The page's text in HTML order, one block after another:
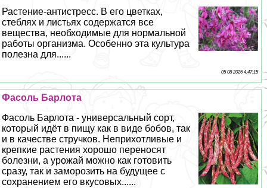
Растение-антистресс. В его цветках,
стeблях и листьях содержатся все
вещества, необходимые для нормальной
работы организма. Особенно эта культура
полезна для......
05 08 2026 4:47:15
Фасоль Барлота
Фасоль Барлота - универсальный сорт,
который идёт в пищу как в виде бобов, так
и в качестве стручков. Неприхотливые и
крепкие растения хорошо переносят
болезни, а урожай можно как готовить
сразу, так и заморозить на будущее с
сохранением его вкусовых......